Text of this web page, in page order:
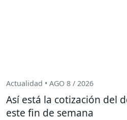
Actualidad • AGO 8 / 2026
Así está la cotización del
este fin de semana